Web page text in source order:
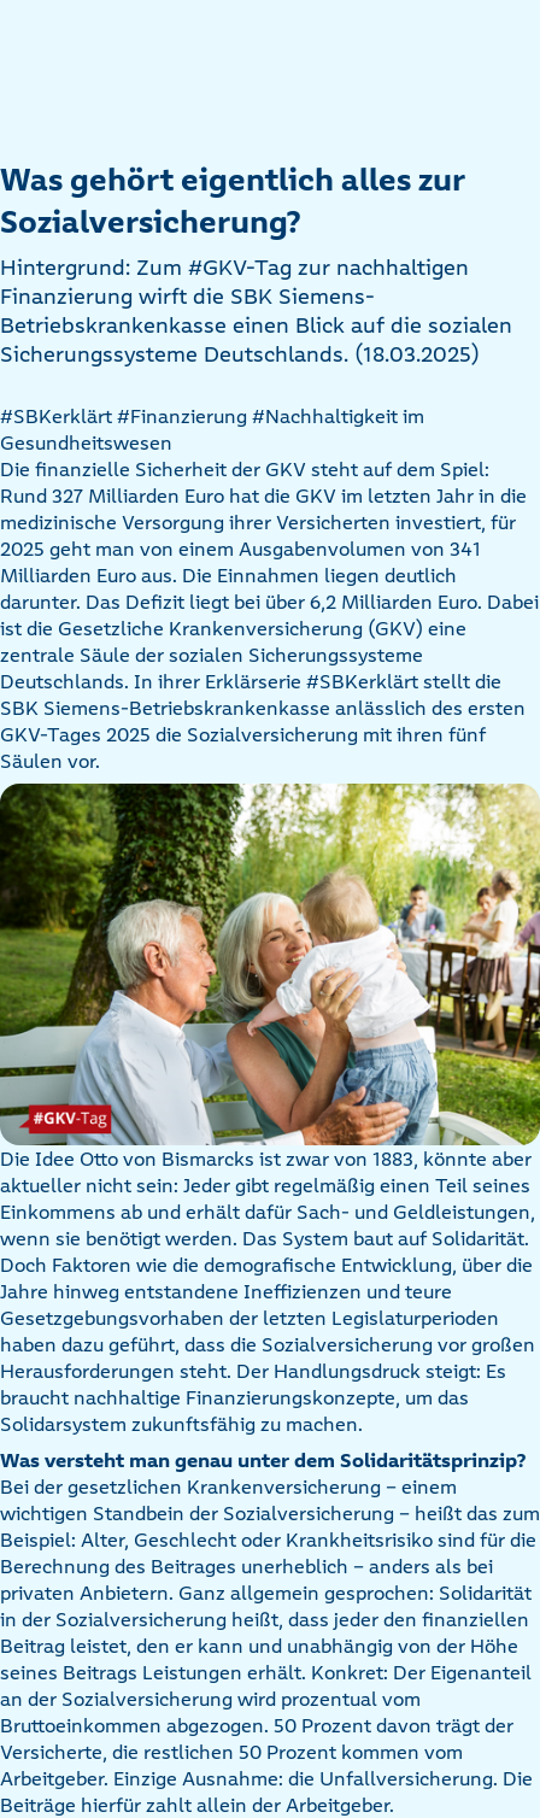
Was gehört eigentlich alles zur
Sozialversicherung?
Hintergrund: Zum #GKV-Tag zur nachhaltigen
Finanzierung wirft die SBK Siemens-
Betriebskrankenkasse einen Blick auf die sozialen
Sicherungssysteme Deutschlands. (18.03.2025)
#SBKerklärt #Finanzierung #Nachhaltigkeit im
Gesundheitswesen
Die finanzielle Sicherheit der GKV steht auf dem Spiel:
Rund 327 Milliarden Euro hat die GKV im letzten Jahr in die
medizinische Versorgung ihrer Versicherten investiert, für
2025 geht man von einem Ausgabenvolumen von 341
Milliarden Euro aus. Die Einnahmen liegen deutlich
darunter. Das Defizit liegt bei über 6,2 Milliarden Euro. Dabei
ist die Gesetzliche Krankenversicherung (GKV) eine
zentrale Säule der sozialen Sicherungssysteme
Deutschlands. In ihrer Erklärserie #SBKerklärt stellt die
SBK Siemens-Betriebskrankenkasse anlässlich des ersten
GKV-Tages 2025 die Sozialversicherung mit ihren fünf
Säulen vor.
Die Idee Otto von Bismarcks ist zwar von 1883, könnte aber
aktueller nicht sein: Jeder gibt regelmäßig einen Teil seines
Einkommens ab und erhält dafür Sach- und Geldleistungen,
wenn sie benötigt werden. Das System baut auf Solidarität.
Doch Faktoren wie die demografische Entwicklung, über die
Jahre hinweg entstandene Ineffizienzen und teure
Gesetzgebungsvorhaben der letzten Legislaturperioden
haben dazu geführt, dass die Sozialversicherung vor großen
Herausforderungen steht. Der Handlungsdruck steigt: Es
braucht nachhaltige Finanzierungskonzepte, um das
Solidarsystem zukunftsfähig zu machen.
Was versteht man genau unter dem Solidaritätsprinzip?
Bei der gesetzlichen Krankenversicherung – einem
wichtigen Standbein der Sozialversicherung – heißt das zum
Beispiel: Alter, Geschlecht oder Krankheitsrisiko sind für die
Berechnung des Beitrages unerheblich – anders als bei
privaten Anbietern. Ganz allgemein gesprochen: Solidarität
in der Sozialversicherung heißt, dass jeder den finanziellen
Beitrag leistet, den er kann und unabhängig von der Höhe
seines Beitrags Leistungen erhält. Konkret: Der Eigenanteil
an der Sozialversicherung wird prozentual vom
Bruttoeinkommen abgezogen. 50 Prozent davon trägt der
Versicherte, die restlichen 50 Prozent kommen vom
Arbeitgeber. Einzige Ausnahme: die Unfallversicherung. Die
Beiträge hierfür zahlt allein der Arbeitgeber.